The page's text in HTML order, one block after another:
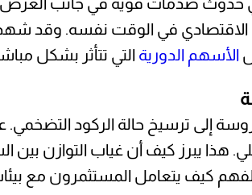
الاقتصادي في الوقت نفسه. وقد
الأسهم الدورية التي تتأثر بشكل
إلى ترسيخ حالة الركود
هذا يبرز كيف أن غياب التوازن بين
كيف يتعامل المستثمرون مع